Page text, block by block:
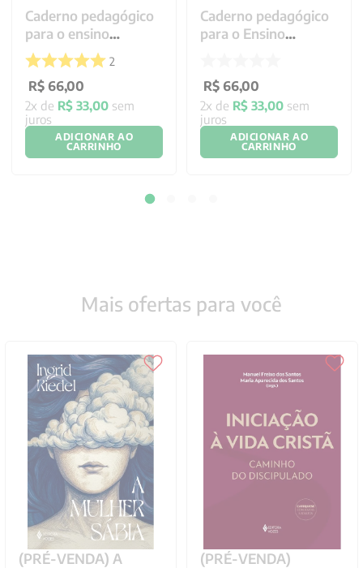
Caderno pedagógico
para o ensino
religioso
2
R$ 66,00
2x de R$ 33,00 sem
juros
ADICIONAR AO
CARRINHO
Caderno pedagógico
para o Ensino
R$ 66,00
2x de R$ 33,00 sem
juros
ADICIONAR AO
CARRINHO
Mais ofertas para você
(PRÉ-VENDA) A
(PRÉ-VENDA)